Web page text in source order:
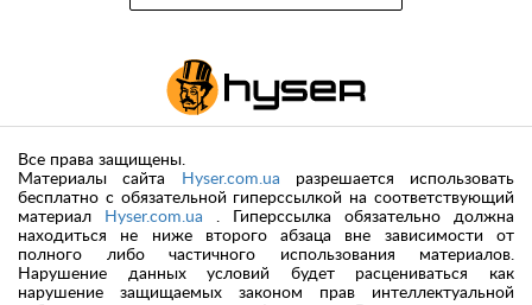
Все права защищены.
Материалы сайта
Hyser.com.ua разрешается использовать
бесплатно с обязательной гиперссылкой на соответствующий
материал
Hyser.com.ua . Гиперссылка обязательно должна
находиться не ниже второго абзаца вне зависимости от
полного либо частичного использования материалов.
Нарушение данных условий будет расцениваться как
нарушение защищаемых законом прав интеллектуальной